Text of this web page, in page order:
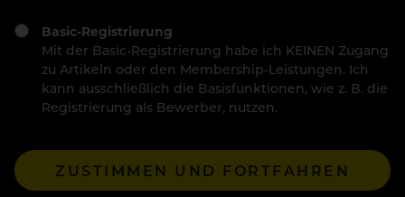
Basic-Registrierung
Mit der Basic-Registrierung habe ich KEINEN Zugang
zu Artikeln oder den Membership-Leistungen. Ich
kann ausschließlich die Basisfunktionen, wie z. B. die
Registrierung als Bewerber, nutzen.
ZUSTIMMEN UND FORTFAHREN